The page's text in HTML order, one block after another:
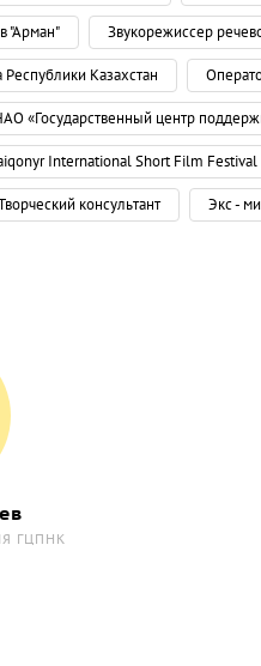
"Арман" Звукорежиссер
Казахстан
«Государственный центр
International Short Film Festival
консультант Экс -
ГЦПНК